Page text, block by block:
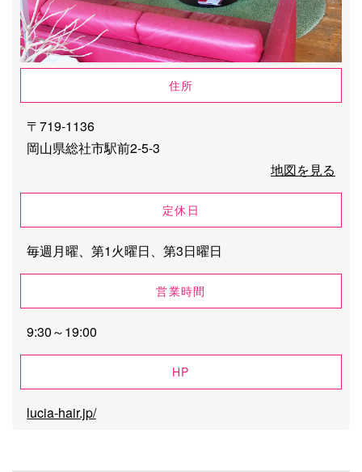
住所
〒719-1136
岡山県総社市駅前2-5-3
地図を見る
定休日
毎週月曜、第1火曜日、第3日曜日
営業時間
9:30～19:00
HP
lucia-hair.jp/